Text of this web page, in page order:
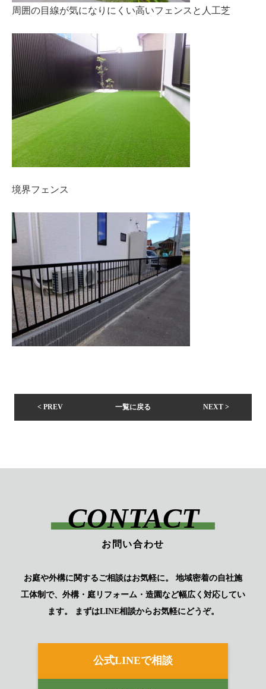
周囲の目線が気になりにくい高いフェンスと人工芝
境界フェンス
< PREV 一覧に戻る NEXT >
CONTACT
お問い合わせ
お庭や外構に関するご相談はお気軽に。
地域密着の自社施
工体制で、外構・庭リフォーム・造園など幅広く対応してい
ます。
まずはLINE相談からお気軽にどうぞ。
公式LINEで相談